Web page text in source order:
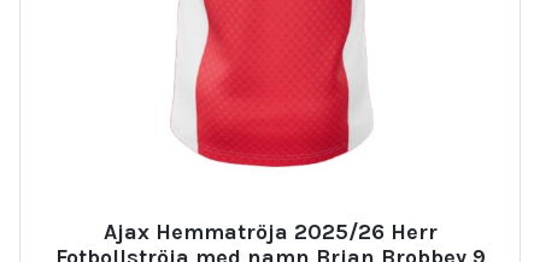
Ajax Hemmatröja 2025/26 Herr